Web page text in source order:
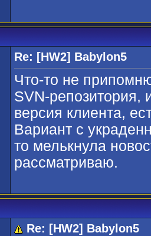
Re: [HW2] Babylon5
Что-то не
SVN-
версия клиента,
Вариант с
то мелькнула
рассматриваю.
Re: [HW2] Babylon5